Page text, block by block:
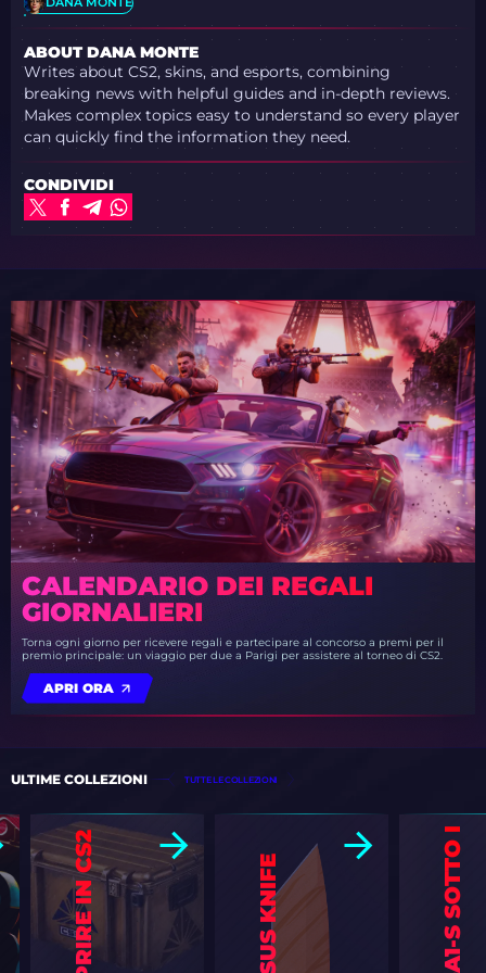
ABOUT DANA MONTE
Writes about CS2, skins, and esports, combining
breaking news with helpful guides and in-depth reviews.
Makes complex topics easy to understand so every player
can quickly find the information they need.
CONDIVIDI
CALENDARIO DEI REGALI
GIORNALIERI
Torna ogni giorno per ricevere regali e partecipare al concorso a premi per il
premio principale: un viaggio per due a Parigi per assistere al torneo di CS2.
APRI ORA
ULTIME COLLEZIONI TUTTE LE COLLEZIONI